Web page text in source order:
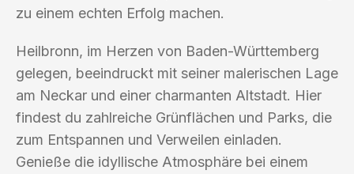
zu einem echten Erfolg machen.
Heilbronn, im Herzen von Baden-Württemberg
gelegen, beeindruckt mit seiner malerischen Lage
am Neckar und einer charmanten Altstadt. Hier
findest du zahlreiche Grünflächen und Parks, die
zum Entspannen und Verweilen einladen.
Genieße die idyllische Atmosphäre bei einem